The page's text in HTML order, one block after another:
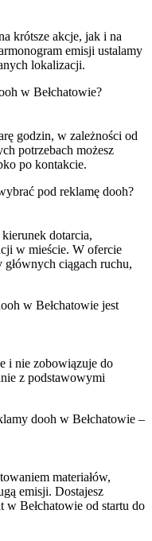
krótsze akcje, jak i na
emisji ustalamy
lokalizacji.
w Bełchatowie?
godzin, w zależności od
potrzebach możesz
po kontakcie.
pod reklamę dooh?
dotarcia,
w mieście. W ofercie
ciągach ruchu,
w Bełchatowie jest
i nie zobowiązuje do
z podstawowymi
dooh w Bełchatowie –
materiałów,
emisji. Dostajesz
w Bełchatowie od startu do